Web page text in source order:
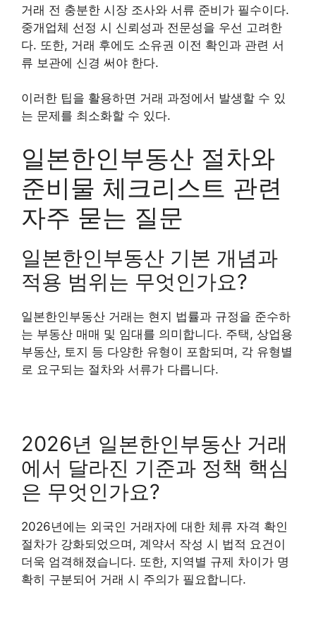
거래 전 충분한 시장 조사와 서류 준비가 필수이다.
중개업체 선정 시 신뢰성과 전문성을 우선 고려한
다. 또한, 거래 후에도 소유권 이전 확인과 관련 서
류 보관에 신경 써야 한다.
이러한 팁을 활용하면 거래 과정에서 발생할 수 있
는 문제를 최소화할 수 있다.
일본한인부동산 절차와
준비물 체크리스트 관련
자주 묻는 질문
일본한인부동산 기본 개념과
적용 범위는 무엇인가요?
일본한인부동산 거래는 현지 법률과 규정을 준수하
는 부동산 매매 및 임대를 의미합니다. 주택, 상업용
부동산, 토지 등 다양한 유형이 포함되며, 각 유형별
로 요구되는 절차와 서류가 다릅니다.
2026년 일본한인부동산 거래
에서 달라진 기준과 정책 핵심
은 무엇인가요?
2026년에는 외국인 거래자에 대한 체류 자격 확인
절차가 강화되었으며, 계약서 작성 시 법적 요건이
더욱 엄격해졌습니다. 또한, 지역별 규제 차이가 명
확히 구분되어 거래 시 주의가 필요합니다.